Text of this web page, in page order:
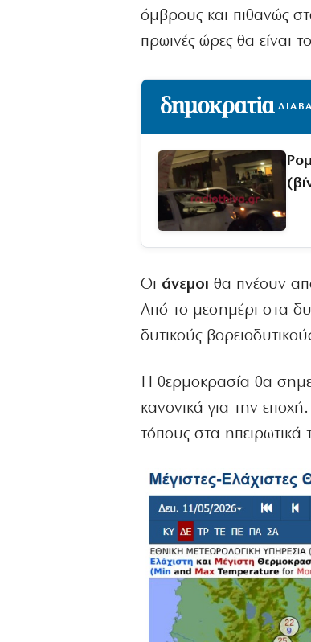
όμβρους και πιθανώς
πρωινές ώρες θα είναι
Οι άνεμοι θα πνέουν
Από το μεσημέρι στα
δυτικούς
Η θερμοκρασία θα
κανονικά για την
τόπους στα